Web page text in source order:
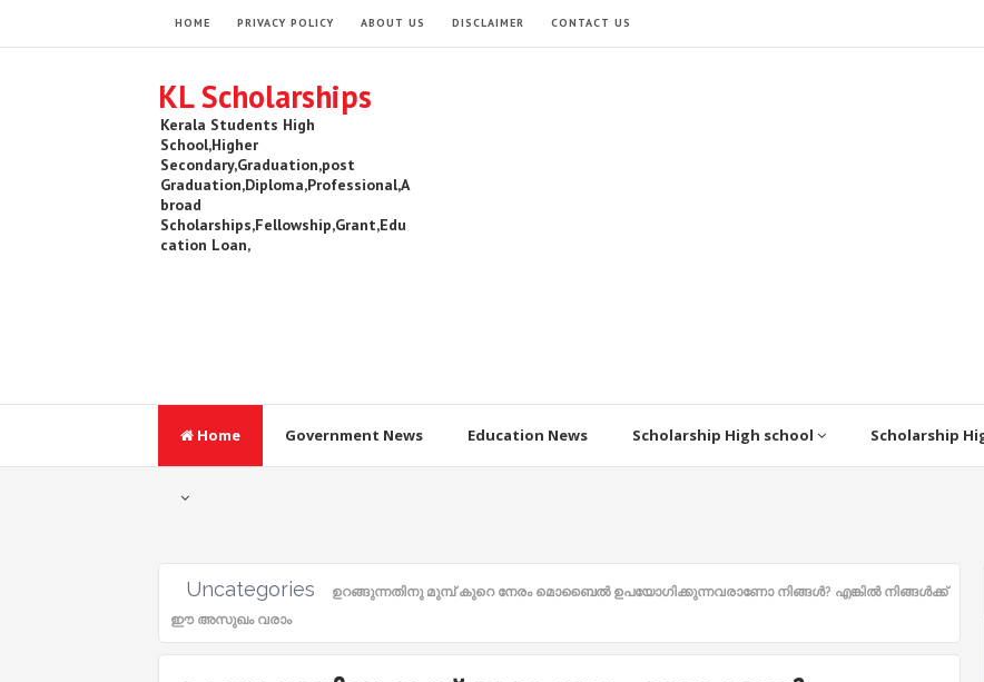
HOME PRIVACY POLICY ABOUT US DISCLAIMER CONTACT US
KL Scholarships
Kerala Students High
School,Higher
Secondary,Graduation,post
Graduation,Diploma,Professional,A
broad
Scholarships,Fellowship,Grant,Edu
cation Loan,
Home Government News Education News Scholarship High school Scholarship
Uncategories
ഉറങ്ങുന്നതിനു മുമ്പ് കുറെ നേരം മൊബൈൽ ഉപയോഗിക്കുന്നവരാണോ നിങ്ങൾ? എങ്കിൽ നിങ്ങൾക്ക്
ഈ അസുഖം വരാം